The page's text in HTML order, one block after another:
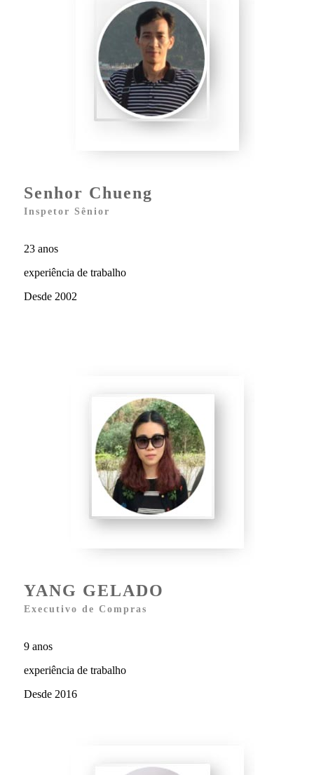
Senhor Chueng
Inspetor Sênior
23 anos
experiência de trabalho
Desde 2002
YANG GELADO
Executivo de Compras
9 anos
experiência de trabalho
Desde 2016